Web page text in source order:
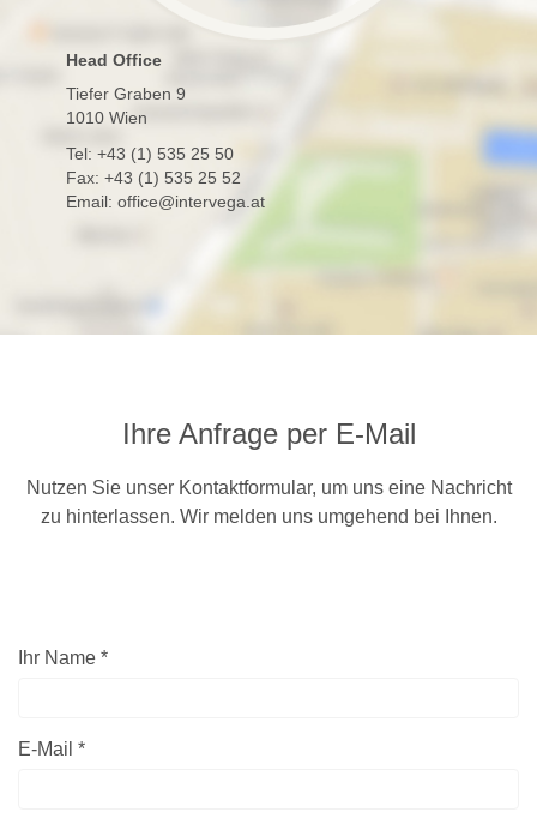
Head Office
Tiefer Graben 9
1010 Wien
Tel: +43 (1) 535 25 50
Fax: +43 (1) 535 25 52
Email: office@intervega.at
Ihre Anfrage per E-Mail
Nutzen Sie unser Kontaktformular, um uns eine Nachricht
zu hinterlassen. Wir melden uns umgehend bei Ihnen.
Ihr Name *
E-Mail *